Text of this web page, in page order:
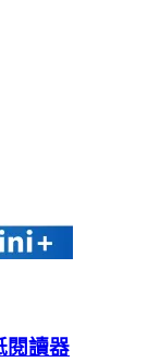
閱讀器